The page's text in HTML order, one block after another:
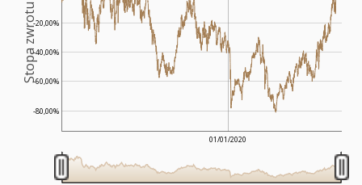
Stopa zwrotu
-80,00%
-60,00%
-40,00%
-20,00%
01/01/2020